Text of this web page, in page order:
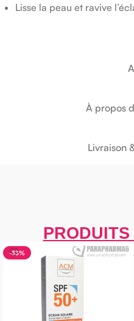
À propos
Livraison
Lisse la peau et ravive
-33%